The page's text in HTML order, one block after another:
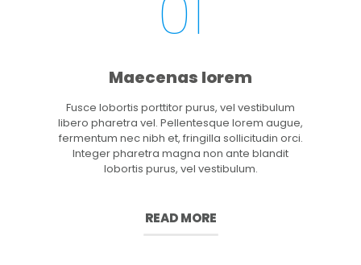
Maecenas lorem
Fusce lobortis porttitor purus, vel vestibulum
libero pharetra vel. Pellentesque lorem augue,
fermentum nec nibh et, fringilla sollicitudin orci.
Integer pharetra magna non ante blandit
lobortis purus, vel vestibulum.
READ MORE